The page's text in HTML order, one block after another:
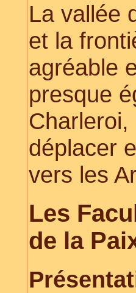
La vallée
et la
agréable
presque
déplacer
vers les
Les
de la